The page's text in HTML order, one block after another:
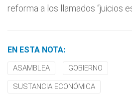
reforma a los llamados “juicios
EN ESTA NOTA:
ASAMBLEA GOBIERNO
SUSTANCIA ECONÓMICA